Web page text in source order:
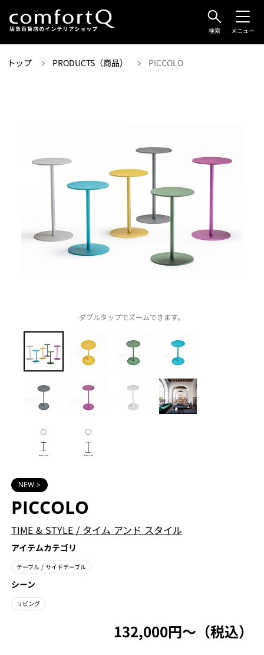
検索 メニュー
トップ PRODUCTS（商品） PICCOLO
ダブルタップでズームできます。
NEW >
PICCOLO
TIME & STYLE / タイム アンド スタイル
アイテムカテゴリ
テーブル / サイドテーブル
シーン
リビング
132,000円〜（税込）